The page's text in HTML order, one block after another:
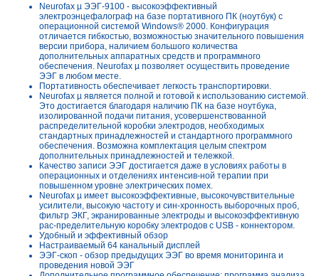
Neurofax µ ЭЭГ-9100 - высокоэффективный
электроэнцефалограф на базе портативного ПК (ноутбук) с
операционной системой Windows® 2000. Конфигурация
отличается гибкостью, возможностью значительного повышения
версии прибора, наличием большого количества
дополнительных аппаратных средств и программного
обеспечения. Neurofax µ позволяет осуществить проведение
ЭЭГ в любом месте.
Портативность обеспечивает легкость транспортировки.
Neurofax µ является полной и готовой к использованию системой.
Это достигается благодаря наличию ПК на базе ноутбука,
изолированной подачи питания, усовершенствованной
распределительной коробки электродов, необходимых
стандартных принадлежностей и стандартного программного
обеспечения. Возможна комплектация целым спектром
дополнительных принадлежностей и тележкой.
Качество записи ЭЭГ достигается даже в условиях работы в
операционных и отделениях интенсив-ной терапии при
повышенном уровне электрических помех.
Neurofax µ имеет высокоэффективные, высокочувствительные
усилители, высокую частоту и син-хронность выборочных проб,
фильтр ЭКГ, экранированные электроды и высокоэффективную
рас-пределительную коробку электродов с USB - коннектором.
Удобный и эффективный обзор
Настраиваемый 64 канальный дисплей
ЭЭГ-скоп - обзор предыдущих ЭЭГ во время мониторинга и
проведения новой ЭЭГ